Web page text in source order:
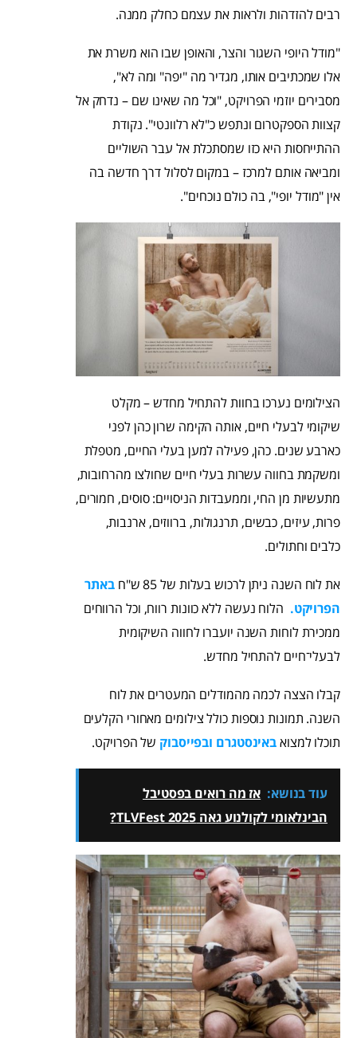
רבים להזדהות ולראות את עצמם כחלק ממנה.
"מודל היופי השגור והצר, והאופן שבו הוא משרת את
אלו שמכתיבים אותו, מגדיר מה "יפה" ומה לא",
מסבירים יוזמי הפרויקט, "וכל מה שאינו שם – נדחק אל
קצוות הספקטרום ונתפש כ"לא רלוונטי". נקודת
ההתייחסות היא כזו שמסתכלת אל עבר השוליים
ומביאה אותם למרכז – במקום לסלול דרך חדשה בה
אין "מודל יופי", בה כולם נוכחים".
הצילומים נערכו בחוות להתחיל מחדש – מקלט
שיקומי לבעלי חיים, אותה הקימה שרון כהן לפני
כארבע שנים. כהן, פעילה למען בעלי החיים, מטפלת
ומשקמת בחווה עשרות בעלי חיים שחולצו מהרחובות,
מתעשיות מן החי, וממעבדות הניסויים: סוסים, חמורים,
פרות, עיזים, כבשים, תרנגולות, ברווזים, ארנבות,
כלבים וחתולים.
את לוח השנה ניתן לרכוש בעלות של 85 ש"ח
באתר
הפרויקט. הלוח נעשה ללא כוונות רווח, וכל הרווחים
ממכירת לוחות השנה יועברו לחווה השיקומית
לבעלי־חיים להתחיל מחדש.
קבלו הצצה לכמה מהמודלים המעטרים את לוח
השנה. תמונות נוספות כולל צילומים מאחורי הקלעים
תוכלו למצואבאינסטגרם ובפייסבוק של הפרויקט.
עוד בנושא: אז מה רואים בפסטיבל
הבינלאומי לקולנוע גאה TLVFest 2025?